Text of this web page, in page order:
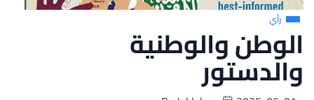
رأي
الوطن والوطنية
والدستور